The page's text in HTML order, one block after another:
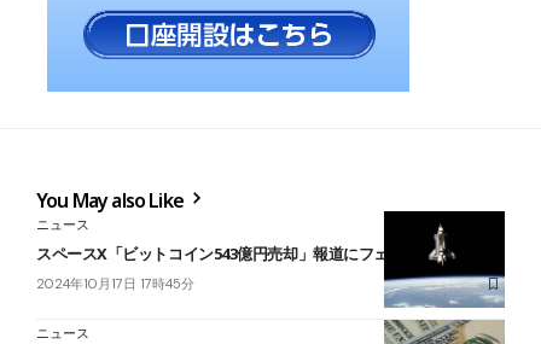
You May also Like
ニュース
スペースX「ビットコイン543億円売却」報道にフェイク説浮上
2024年10月17日 17時45分
ニュース